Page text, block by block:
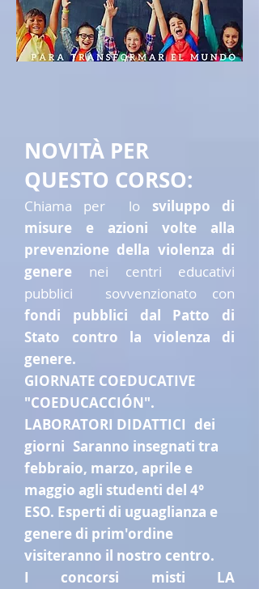
NOVITÀ PER
QUESTO CORSO:
Chiama per lo
sviluppo di
misure e azioni volte alla
prevenzione della violenza di
genere
nei centri educativi
pubblici
sovvenzionato con
fondi pubblici dal Patto di
Stato contro la violenza di
genere.
GIORNATE COEDUCATIVE
"COEDUCACCIÓN".
LABORATORI DIDATTICI dei
giorni Saranno insegnati tra
febbraio, marzo, aprile e
maggio agli studenti del 4°
ESO. Esperti di uguaglianza e
genere di prim'ordine
visiteranno il nostro centro.
I concorsi misti LA